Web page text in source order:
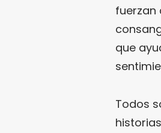
fuerzan
que
Todos